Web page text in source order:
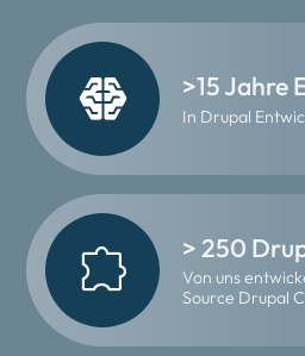
>15 Jahre
In Drupal
> 250
Von uns
Source Drupal